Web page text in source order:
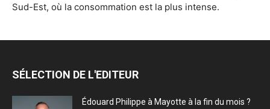
Sud-Est, où la consommation est la plus intense.
SÉLECTION DE L'EDITEUR
Édouard Philippe à Mayotte à la fin du mois ?